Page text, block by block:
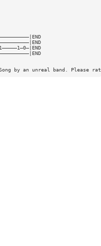
by an unreal band. Please